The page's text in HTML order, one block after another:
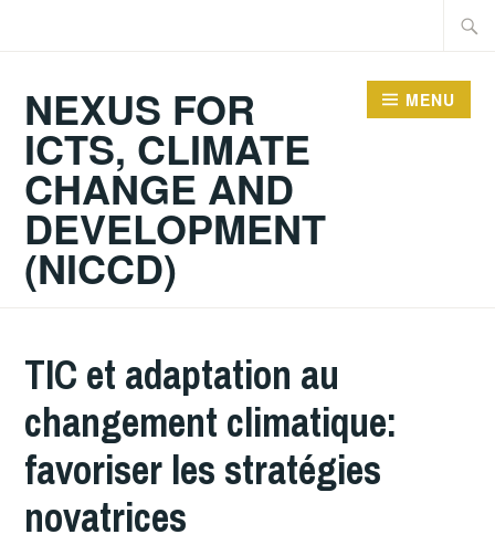
NEXUS FOR
ICTS, CLIMATE
CHANGE AND
DEVELOPMENT
(NICCD)
MENU
TIC et adaptation au
changement climatique:
favoriser les stratégies
novatrices